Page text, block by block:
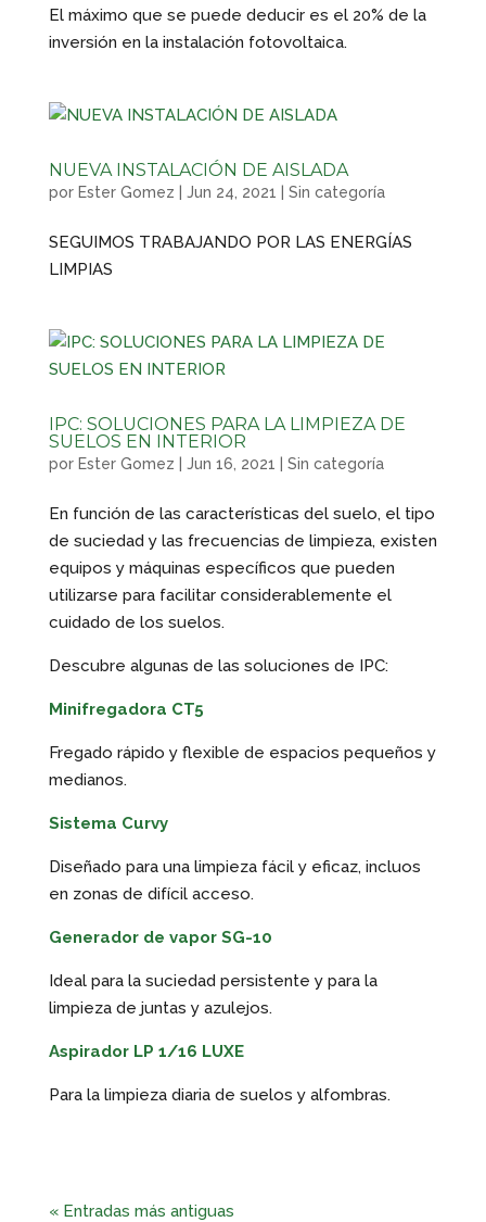
El máximo que se puede deducir es el 20% de la
inversión en la instalación fotovoltaica.
NUEVA INSTALACIÓN DE AISLADA
por Ester Gomez Jun 24, 2021 Sin categoría
SEGUIMOS TRABAJANDO POR LAS ENERGÍAS
LIMPIAS
IPC: SOLUCIONES PARA LA LIMPIEZA DE
SUELOS EN INTERIOR
por Ester Gomez Jun 16, 2021 Sin categoría
En función de las características del suelo, el tipo
de suciedad y las frecuencias de limpieza, existen
equipos y máquinas específicos que pueden
utilizarse para facilitar considerablemente el
cuidado de los suelos.
Descubre algunas de las soluciones de IPC:
Minifregadora CT5
Fregado rápido y flexible de espacios pequeños y
medianos.
Sistema Curvy
Diseñado para una limpieza fácil y eficaz, incluos
en zonas de difícil acceso.
Generador de vapor SG-10
Ideal para la suciedad persistente y para la
limpieza de juntas y azulejos.
Aspirador LP 1/16 LUXE
Para la limpieza diaria de suelos y alfombras.
« Entradas más antiguas